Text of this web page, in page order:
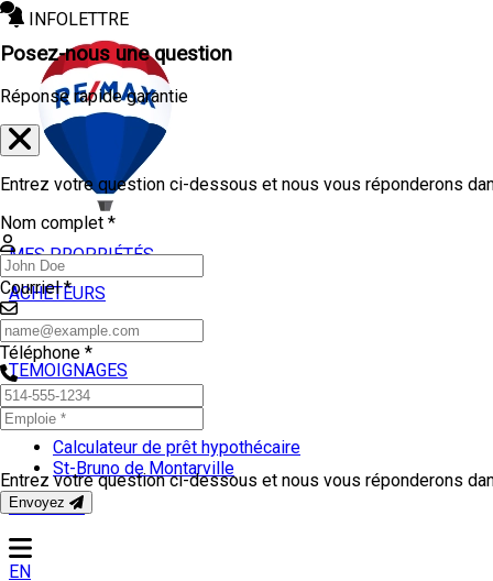
INFOLETTRE
MES PROPRIÉTÉS
ACHETEURS
VENDEURS
TEMOIGNAGES
OUTILS
Calculateur de prêt hypothécaire
St-Bruno de Montarville
CONTACT
EN
Posez-nous une question
Réponse rapide garantie
Entrez votre question ci-dessous et nous vous réponderons
Nom complet *
Courriel *
Téléphone *
Entrez votre question ci-dessous et nous vous réponderons
Envoyez